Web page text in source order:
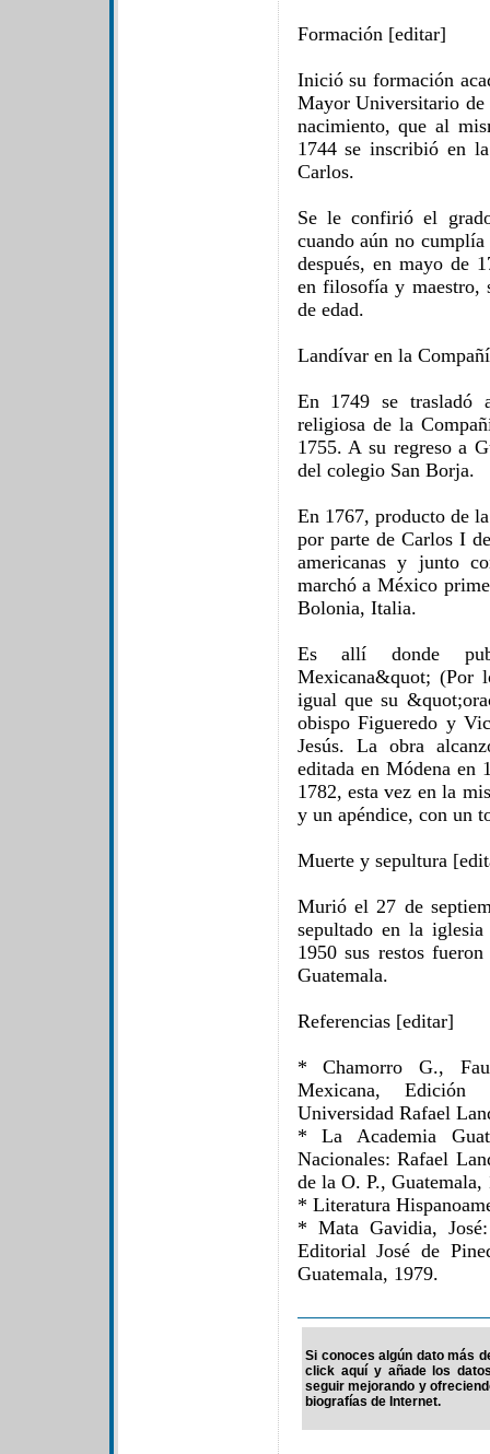
Formación [editar]
Inició su formación
Mayor Universitario
nacimiento, que al
1744 se inscribió en
Carlos.
Se le confirió el
cuando aún no
después, en mayo de
en filosofía y maestro,
de edad.
Landívar en la
En 1749 se trasladó
religiosa de la
1755. A su regreso a
del colegio San Borja.
En 1767, producto de
por parte de Carlos I
americanas y junto
marchó a México
Bolonia, Italia.
Es allí donde
Mexicana&quot; (Por
igual que su
obispo Figueredo y
Jesús. La obra
editada en Módena en
1782, esta vez en la
y un apéndice, con un
Muerte y sepultura
Murió el 27 de
sepultado en la
1950 sus restos
Guatemala.
Referencias [editar]
* Chamorro G.,
Mexicana,
Universidad Rafael
* La Academia
Nacionales: Rafael
de la O. P., Guatemala,
* Literatura
* Mata Gavidia,
Editorial José de
Guatemala, 1979.
Si conoces algún dato más
click aquí y añade los
seguir mejorando y
biografías de Internet.